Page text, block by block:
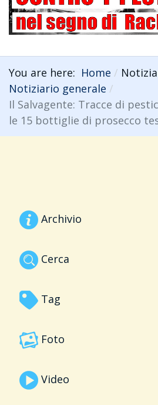
You are here: Home
Notiziario generale
Il Salvagente: Tracce di
le 15 bottiglie di prosecco
Archivio
Cerca
Tag
Foto
Video